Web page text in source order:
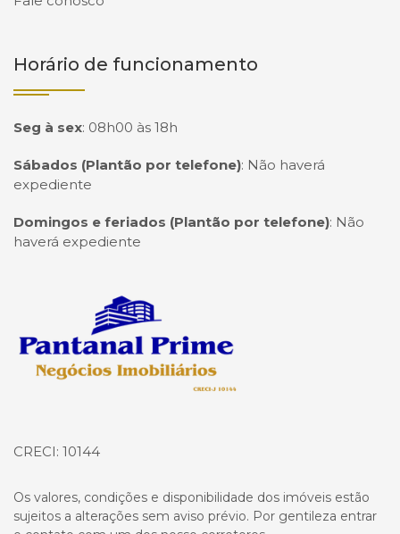
Horário de funcionamento
Seg à sex: 08h00 às 18h
Sábados (Plantão por telefone): Não haverá
expediente
Domingos e feriados (Plantão por telefone): Não
haverá expediente
Página inicial
CRECI: 10144
Os valores, condições e disponibilidade dos imóveis estão
sujeitos a alterações sem aviso prévio. Por gentileza entrar